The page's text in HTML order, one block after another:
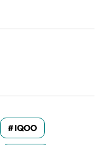
IQOO